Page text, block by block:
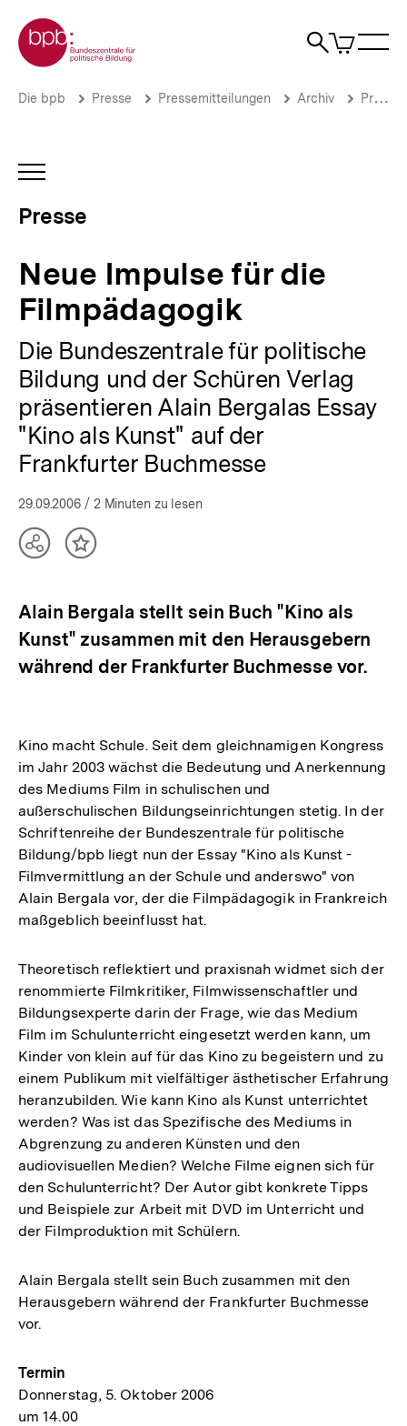
zum
Seiteninhalt
springen
Zur Startseite der bpb
Suche
Artikel
im
Neue
Filmpädagogik
Brotkrümelnavigation
Pfadnavigation
Die bpb Presse Pressemitteilungen Archiv Pressemitteilungen 2006
INHALTSNAVIGATION
Presse
Neue Impulse für die
Filmpädagogik
Die Bundeszentrale für politische
Bildung und der Schüren Verlag
präsentieren Alain Bergalas Essay
"Kino als Kunst" auf der
Frankfurter Buchmesse
29.09.2006 / 2 Minuten zu lesen
TeilenInhalt
Alain Bergala stellt sein Buch "Kino als
Kunst" zusammen mit den Herausgebern
während der Frankfurter Buchmesse vor.
Kino macht Schule. Seit dem gleichnamigen Kongress
im Jahr 2003 wächst die Bedeutung und Anerkennung
des Mediums Film in schulischen und
außerschulischen Bildungseinrichtungen stetig. In der
Schriftenreihe der Bundeszentrale für politische
Bildung/bpb liegt nun der Essay "Kino als Kunst -
Filmvermittlung an der Schule und anderswo" von
Alain Bergala vor, der die Filmpädagogik in Frankreich
maßgeblich beeinflusst hat.
Theoretisch reflektiert und praxisnah widmet sich der
renommierte Filmkritiker, Filmwissenschaftler und
Bildungsexperte darin der Frage, wie das Medium
Film im Schulunterricht eingesetzt werden kann, um
Kinder von klein auf für das Kino zu begeistern und zu
einem Publikum mit vielfältiger ästhetischer Erfahrung
heranzubilden. Wie kann Kino als Kunst unterrichtet
werden? Was ist das Spezifische des Mediums in
Abgrenzung zu anderen Künsten und den
audiovisuellen Medien? Welche Filme eignen sich für
den Schulunterricht? Der Autor gibt konkrete Tipps
und Beispiele zur Arbeit mit DVD im Unterricht und
der Filmproduktion mit Schülern.
Alain Bergala stellt sein Buch zusammen mit den
Herausgebern während der Frankfurter Buchmesse
vor.
Termin
Donnerstag, 5. Oktober 2006
um 14.00